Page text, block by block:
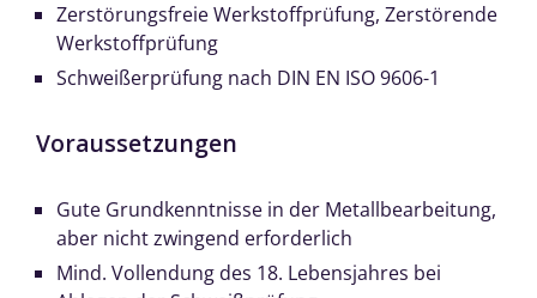
Zerstörungsfreie Werkstoffprüfung, Zerstörende
Werkstoffprüfung
Schweißerprüfung nach DIN EN ISO 9606-1
Voraussetzungen
Gute Grundkenntnisse in der Metallbearbeitung,
aber nicht zwingend erforderlich
Mind. Vollendung des 18. Lebensjahres bei